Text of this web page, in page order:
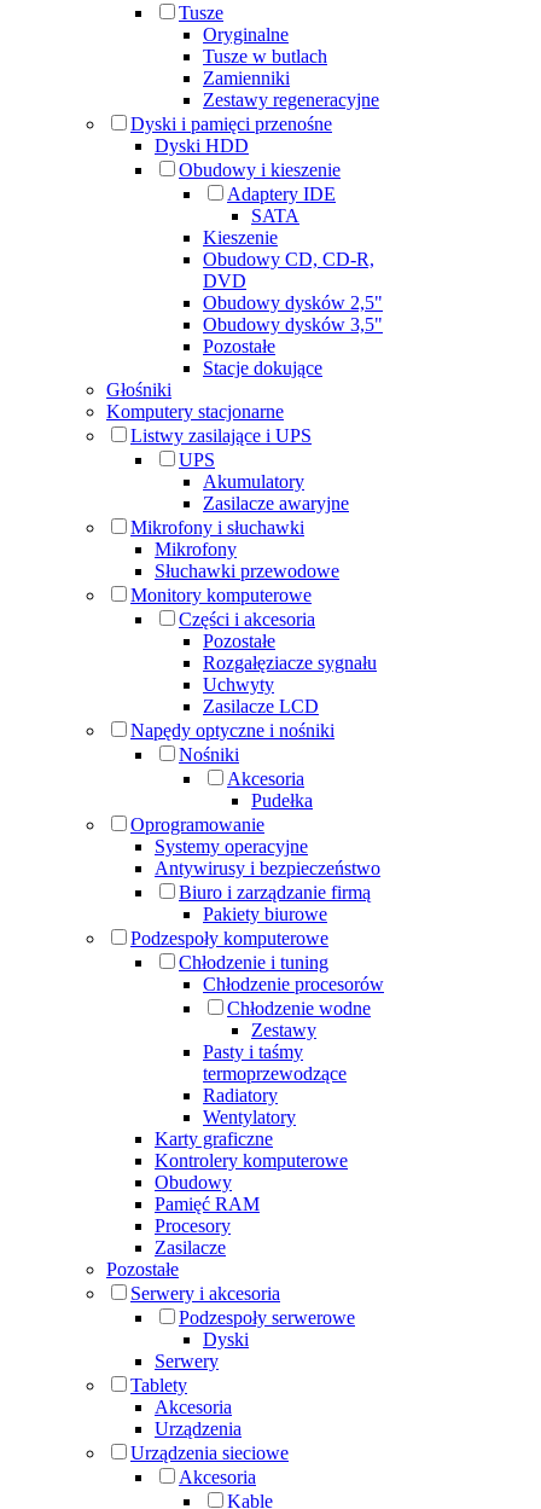
Tusze
Oryginalne
Tusze w butlach
Zamienniki
Zestawy regeneracyjne
Dyski i pamięci przenośne
Dyski HDD
Obudowy i kieszenie
Adaptery IDE
SATA
Kieszenie
Obudowy CD, CD-R,
DVD
Obudowy dysków 2,5"
Obudowy dysków 3,5"
Pozostałe
Stacje dokujące
Głośniki
Komputery stacjonarne
Listwy zasilające i UPS
UPS
Akumulatory
Zasilacze awaryjne
Mikrofony i słuchawki
Mikrofony
Słuchawki przewodowe
Monitory komputerowe
Części i akcesoria
Pozostałe
Rozgałęziacze sygnału
Uchwyty
Zasilacze LCD
Napędy optyczne i nośniki
Nośniki
Akcesoria
Pudełka
Oprogramowanie
Systemy operacyjne
Antywirusy i bezpieczeństwo
Biuro i zarządzanie firmą
Pakiety biurowe
Podzespoły komputerowe
Chłodzenie i tuning
Chłodzenie procesorów
Chłodzenie wodne
Zestawy
Pasty i taśmy
termoprzewodzące
Radiatory
Wentylatory
Karty graficzne
Kontrolery komputerowe
Obudowy
Pamięć RAM
Procesory
Zasilacze
Pozostałe
Serwery i akcesoria
Podzespoły serwerowe
Dyski
Serwery
Tablety
Akcesoria
Urządzenia
Urządzenia sieciowe
Akcesoria
Kable